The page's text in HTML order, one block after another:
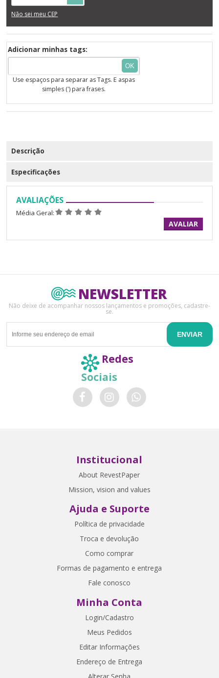
Não sei meu CEP
Adicionar minhas tags:
OK
Use espaços para separar as Tags. E aspas
simples (') para frases.
Descrição
Especificações
AVALIAÇÕES
Média Geral:
AVALIAR
NEWSLETTER
Não deixe de acompanhar nossos lançamentos e promoções, cadastre-
se.
ENVIAR
Redes
Sociais
Institucional
About RevestPaper
Mission, vision and values
Ajuda e Suporte
Política de privacidade
Troca e devolução
Como comprar
Formas de pagamento e entrega
Fale conosco
Minha Conta
Login/Cadastro
Meus Pedidos
Editar Informações
Endereço de Entrega
Alterar Senha